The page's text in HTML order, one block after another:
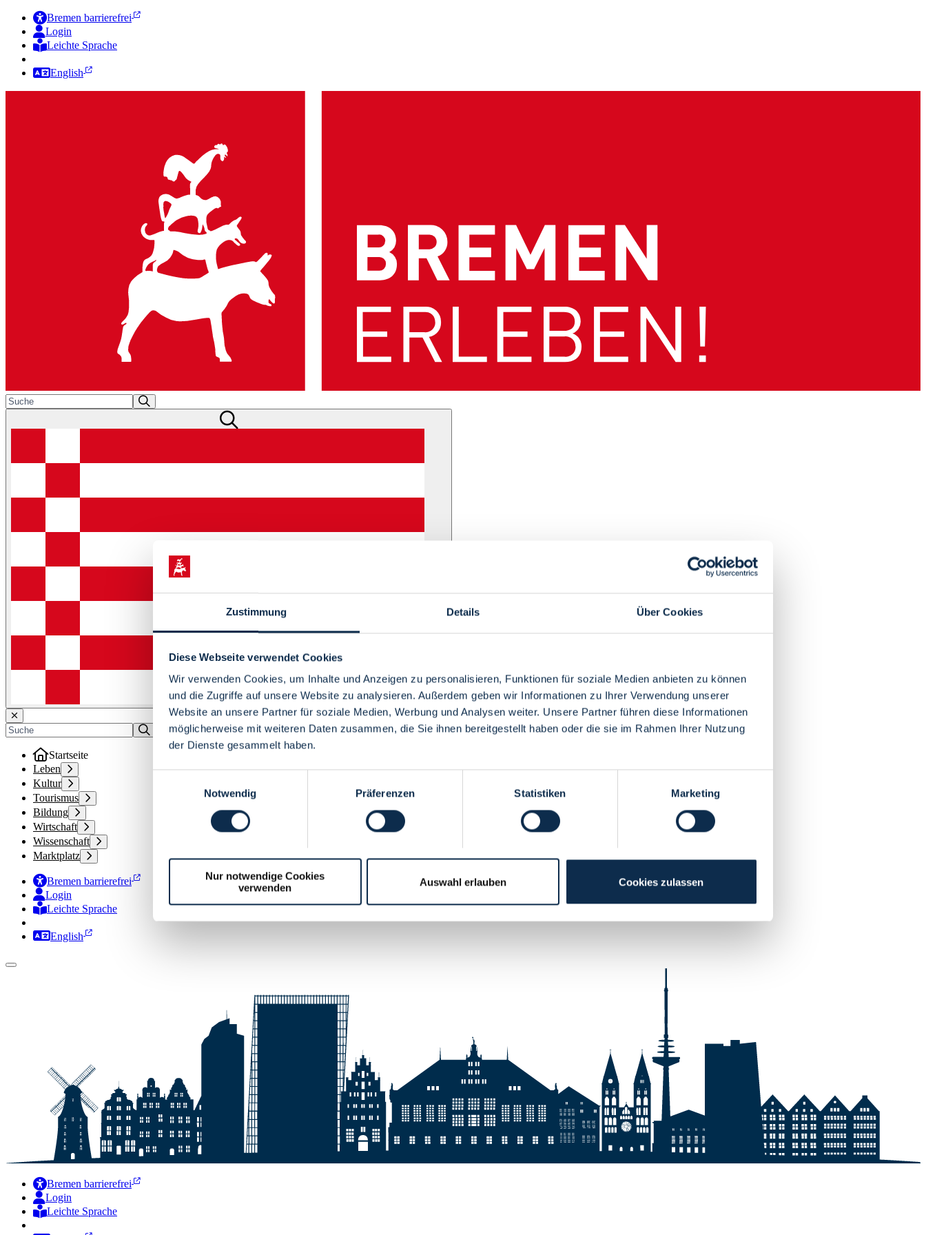
Zustimmung Details Über Cookies
Diese Webseite verwendet Cookies
Wir verwenden Cookies, um Inhalte und Anzeigen zu personalisieren, Funktionen für soziale Medien anbieten zu können
und die Zugriffe auf unsere Website zu analysieren. Außerdem geben wir Informationen zu Ihrer Verwendung unserer
Website an unsere Partner für soziale Medien, Werbung und Analysen weiter. Unsere Partner führen diese Informationen
möglicherweise mit weiteren Daten zusammen, die Sie ihnen bereitgestellt haben oder die sie im Rahmen Ihrer Nutzung
der Dienste gesammelt haben.
Notwendig
Präferenzen Statistiken Marketing
Nur notwendige Cookies
verwenden
Auswahl erlauben Cookies zulassen
Bremen barrierefrei
Login
Leichte Sprache
English
Menü
Startseite
Leben
Kultur
Tourismus
Bildung
Wirtschaft
Wissenschaft
Marktplatz
Bremen barrierefrei
Login
Leichte Sprache
Zur Deutschen Gebärdensprache
English
Bremen barrierefrei
Login
Leichte Sprache